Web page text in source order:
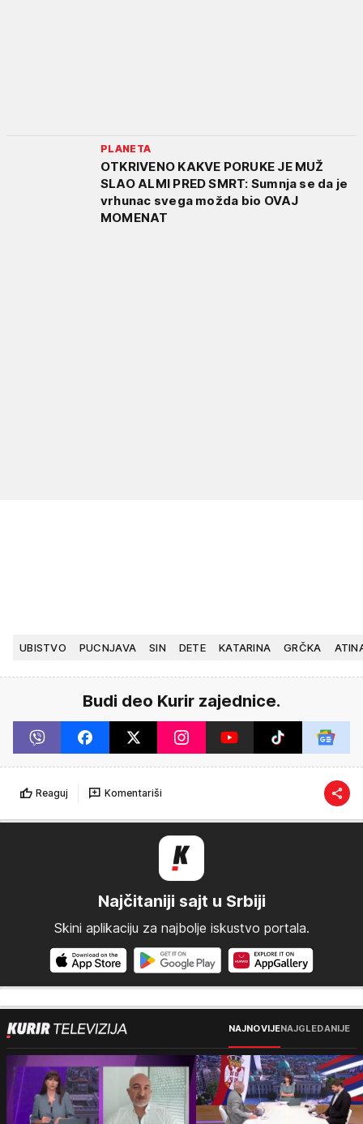
PLANETA
OTKRIVENO KAKVE PORUKE JE MUŽ
SLAO ALMI PRED SMRT: Sumnja se da je
vrhunac svega možda bio OVAJ
MOMENAT
UBISTVO PUCNJAVA SIN DETE KATARINA GRČKA
Budi deo Kurir zajednice.
Reaguj Komentariši
Najčitaniji sajt u Srbiji
Skini aplikaciju za najbolje iskustvo portala.
NAJNOVIJENAJGLEDANIJE